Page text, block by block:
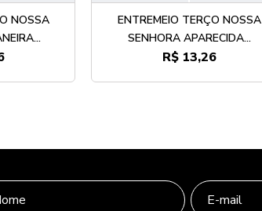
NOSSA
ENTREMEIO TERÇO NOSSA
SENHORA APARECIDA...
R$ 13,26